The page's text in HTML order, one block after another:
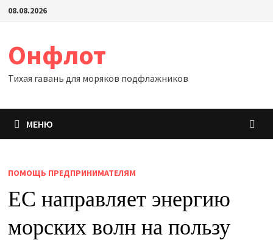
Перейти
08.08.2026
Онфлот
Тихая гавань для моряков подфлажников
МЕНЮ
ПОМОЩЬ ПРЕДПРИНИМАТЕЛЯМ
ЕС направляет энергию
морских волн на пользу